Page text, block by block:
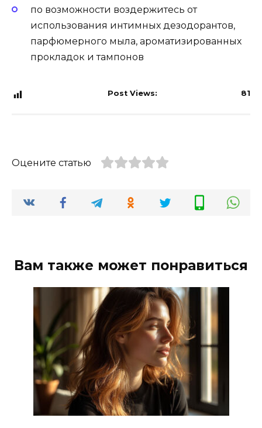
по возможности воздержитесь от
использования интимных дезодорантов,
парфюмерного мыла, ароматизированных
прокладок и тампонов
Post Views: 81
Оцените статью
Вам также может понравиться